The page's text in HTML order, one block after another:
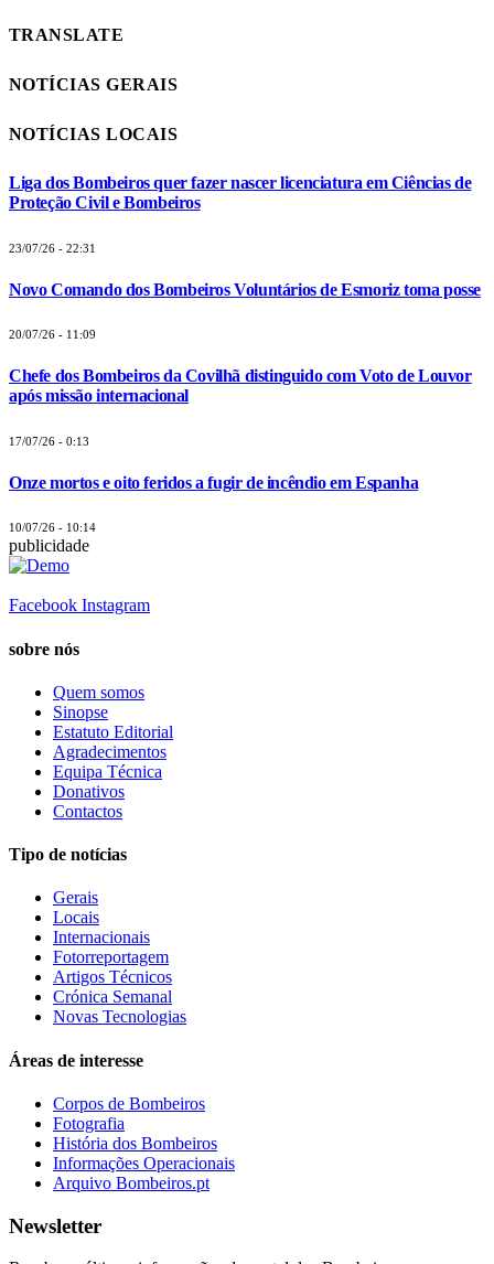
TRANSLATE
NOTÍCIAS GERAIS
NOTÍCIAS LOCAIS
Liga dos Bombeiros quer fazer nascer licenciatura em Ciências de
Proteção Civil e Bombeiros
23/07/26 - 22:31
Novo Comando dos Bombeiros Voluntários de Esmoriz toma posse
20/07/26 - 11:09
Chefe dos Bombeiros da Covilhã distinguido com Voto de Louvor
após missão internacional
17/07/26 - 0:13
Onze mortos e oito feridos a fugir de incêndio em Espanha
10/07/26 - 10:14
publicidade
Facebook Instagram
sobre nós
Quem somos
Sinopse
Estatuto Editorial
Agradecimentos
Equipa Técnica
Donativos
Contactos
Tipo de notícias
Gerais
Locais
Internacionais
Fotorreportagem
Artigos Técnicos
Crónica Semanal
Novas Tecnologias
Áreas de interesse
Corpos de Bombeiros
Fotografia
História dos Bombeiros
Informações Operacionais
Arquivo Bombeiros.pt
Newsletter